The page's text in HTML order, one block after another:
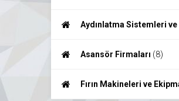
Aydınlatma Sistemleri ve
Teknolojileri(7)
Asansör Firmaları (8)
Fırın Makineleri ve